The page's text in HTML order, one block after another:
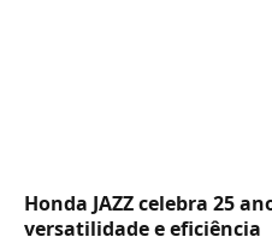
Honda JAZZ celebra 25
versatilidade e eficiência